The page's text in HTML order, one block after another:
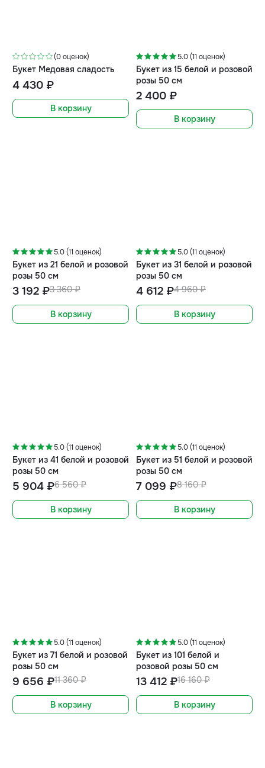
(0 оценок)
Букет Медовая сладость
4 430 ₽
В корзину
5.0 (11 оценок)
Букет из 15 белой и розовой
розы 50 см
2 400 ₽
В корзину
5.0 (11 оценок)
Букет из 21 белой и розовой
розы 50 см
3 360 ₽
3 192 ₽
В корзину
5.0 (11 оценок)
Букет из 31 белой и розовой
розы 50 см
4 960 ₽
4 612 ₽
В корзину
5.0 (11 оценок)
Букет из 41 белой и розовой
розы 50 см
6 560 ₽
5 904 ₽
В корзину
5.0 (11 оценок)
Букет из 51 белой и розовой
розы 50 см
8 160 ₽
7 099 ₽
В корзину
5.0 (11 оценок)
Букет из 71 белой и розовой
розы 50 см
11 360 ₽
9 656 ₽
В корзину
5.0 (11 оценок)
Букет из 101 белой и
розовой розы 50 см
16 160 ₽
13 412 ₽
В корзину